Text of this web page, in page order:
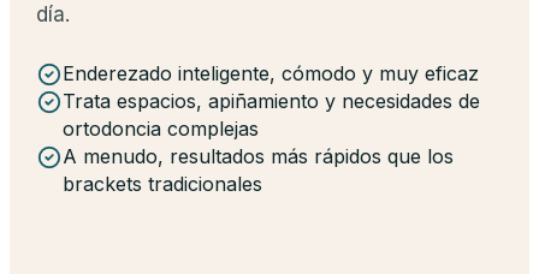
día.
Enderezado inteligente, cómodo y muy eficaz
Trata espacios, apiñamiento y necesidades de
ortodoncia complejas
A menudo, resultados más rápidos que los
brackets tradicionales